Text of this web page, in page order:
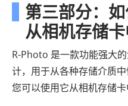
第三部分：
从相机存储
R-Photo 是一款功能强大
计，用于从各种存储介质
您可以使用它从相机存储卡